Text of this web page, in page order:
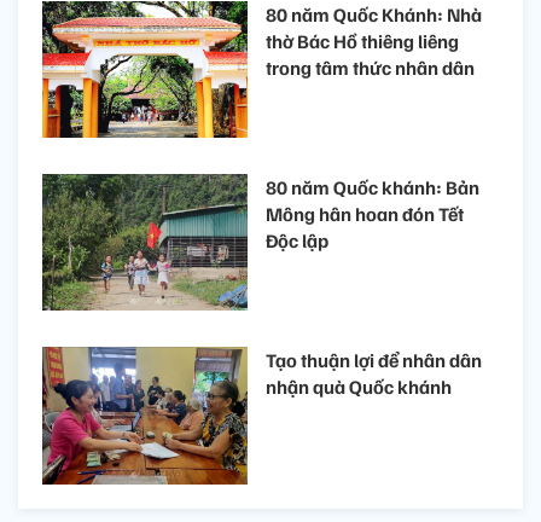
80 năm Quốc Khánh: Nhà
thờ Bác Hồ thiêng liêng
trong tâm thức nhân dân
80 năm Quốc khánh: Bản
Mông hân hoan đón Tết
Độc lập
Tạo thuận lợi để nhân dân
nhận quà Quốc khánh